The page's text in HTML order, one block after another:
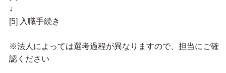
↓
[5] 入職手続き
※法人によっては選考過程が異なりますので、担当にご確
認ください